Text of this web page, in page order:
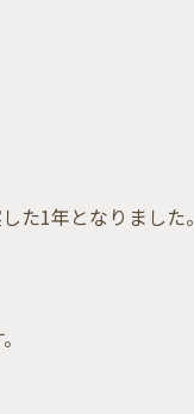
た1年となりまし